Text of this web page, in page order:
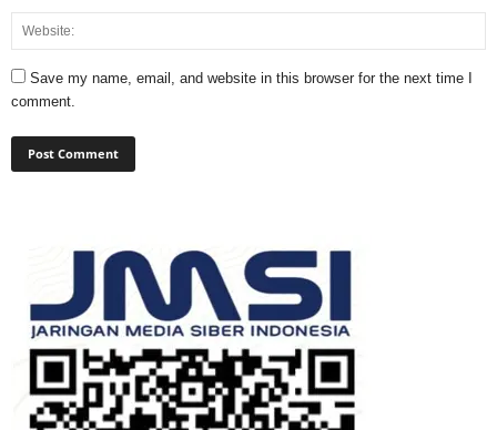
Save my name, email, and website in this browser for the next time I
comment.